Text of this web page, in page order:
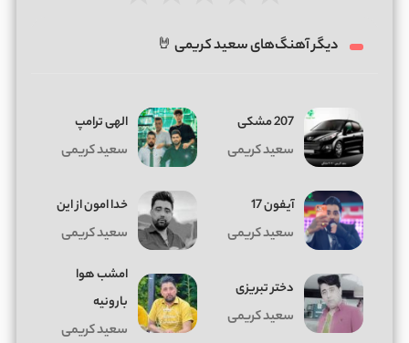
دیگر آهنگ‌های سعید کریمی 🤘
207 مشکی
سعید کریمی
الهی ترامپ
سعید کریمی
آیفون 17
سعید کریمی
خدا امون از این
سعید کریمی
دختر تبریزی
سعید کریمی
امشب هوا
بارونیه
سعید کریمی